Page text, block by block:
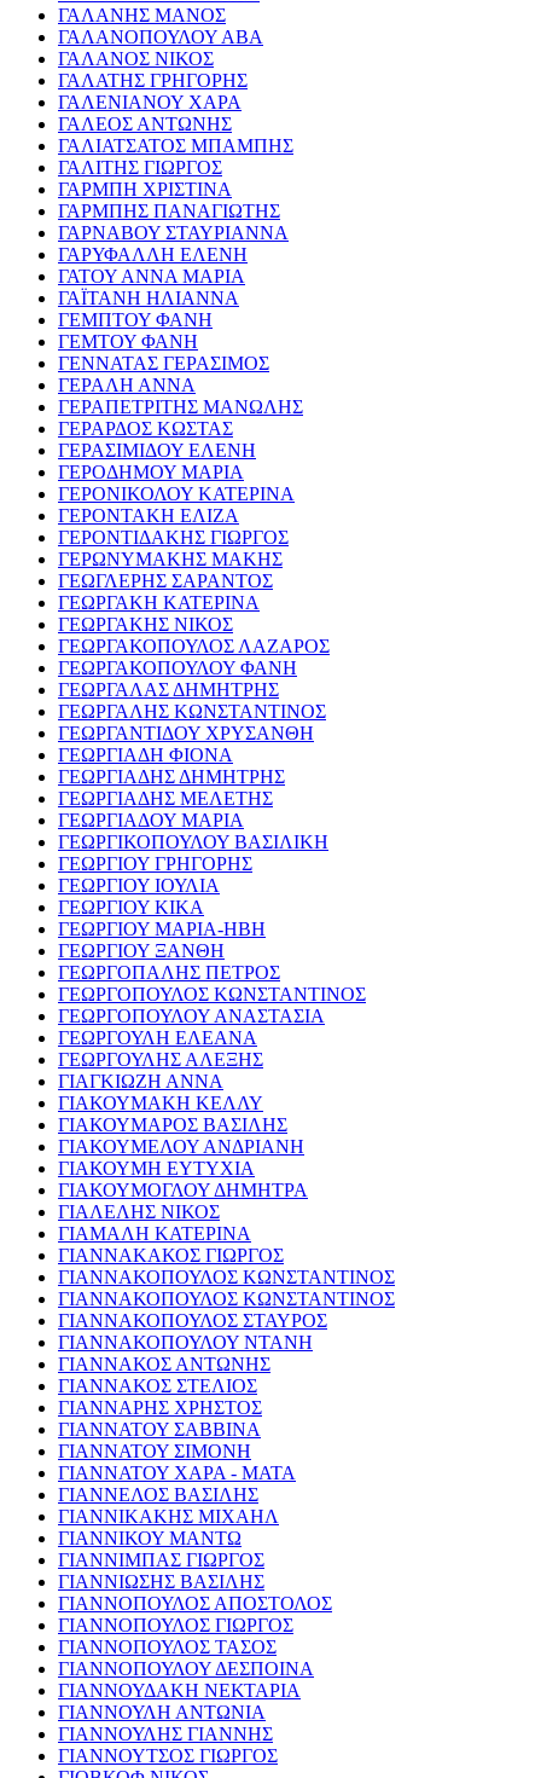
ΓΑΛΑΝΗΣ ΜΑΝΟΣ
ΓΑΛΑΝΟΠΟΥΛΟΥ ΑΒΑ
ΓΑΛΑΝΟΣ ΝΙΚΟΣ
ΓΑΛΑΤΗΣ ΓΡΗΓΟΡΗΣ
ΓΑΛΕΝΙΑΝΟΥ ΧΑΡΑ
ΓΑΛΕΟΣ ΑΝΤΩΝΗΣ
ΓΑΛΙΑΤΣΑΤΟΣ ΜΠΑΜΠΗΣ
ΓΑΛΙΤΗΣ ΓΙΩΡΓΟΣ
ΓΑΡΜΠΗ ΧΡΙΣΤΙΝΑ
ΓΑΡΜΠΗΣ ΠΑΝΑΓΙΩΤΗΣ
ΓΑΡΝΑΒΟΥ ΣΤΑΥΡΙΑΝΝΑ
ΓΑΡΥΦΑΛΛΗ ΕΛΕΝΗ
ΓΑΤΟΥ ΑΝΝΑ ΜΑΡΙΑ
ΓΑΪΤΑΝΗ ΗΛΙΑΝΝΑ
ΓΕΜΠΤΟΥ ΦΑΝΗ
ΓΕΜΤΟΥ ΦΑΝΗ
ΓΕΝΝΑΤΑΣ ΓΕΡΑΣΙΜΟΣ
ΓΕΡΑΛΗ ΑΝΝΑ
ΓΕΡΑΠΕΤΡΙΤΗΣ ΜΑΝΩΛΗΣ
ΓΕΡΑΡΔΟΣ ΚΩΣΤΑΣ
ΓΕΡΑΣΙΜΙΔΟΥ ΕΛΕΝΗ
ΓΕΡΟΔΗΜΟΥ ΜΑΡΙΑ
ΓΕΡΟΝΙΚΟΛΟΥ ΚΑΤΕΡΙΝΑ
ΓΕΡΟΝΤΑΚΗ ΕΛΙΖΑ
ΓΕΡΟΝΤΙΔΑΚΗΣ ΓΙΩΡΓΟΣ
ΓΕΡΩΝΥΜΑΚΗΣ ΜΑΚΗΣ
ΓΕΩΓΛΕΡΗΣ ΣΑΡΑΝΤΟΣ
ΓΕΩΡΓΑΚΗ ΚΑΤΕΡΙΝΑ
ΓΕΩΡΓΑΚΗΣ ΝΙΚΟΣ
ΓΕΩΡΓΑΚΟΠΟΥΛΟΣ ΛΑΖΑΡΟΣ
ΓΕΩΡΓΑΚΟΠΟΥΛΟΥ ΦΑΝΗ
ΓΕΩΡΓΑΛΑΣ ΔΗΜΗΤΡΗΣ
ΓΕΩΡΓΑΛΗΣ ΚΩΝΣΤΑΝΤΙΝΟΣ
ΓΕΩΡΓΑΝΤΙΔΟΥ ΧΡΥΣΑΝΘΗ
ΓΕΩΡΓΙΑΔΗ ΦΙΟΝΑ
ΓΕΩΡΓΙΑΔΗΣ ΔΗΜΗΤΡΗΣ
ΓΕΩΡΓΙΑΔΗΣ ΜΕΛΕΤΗΣ
ΓΕΩΡΓΙΑΔΟΥ ΜΑΡΙΑ
ΓΕΩΡΓΙΚΟΠΟΥΛΟΥ ΒΑΣΙΛΙΚΗ
ΓΕΩΡΓΙΟΥ ΓΡΗΓΟΡΗΣ
ΓΕΩΡΓΙΟΥ ΙΟΥΛΙΑ
ΓΕΩΡΓΙΟΥ ΚΙΚΑ
ΓΕΩΡΓΙΟΥ ΜΑΡΙΑ-ΗΒΗ
ΓΕΩΡΓΙΟΥ ΞΑΝΘΗ
ΓΕΩΡΓΟΠΑΛΗΣ ΠΕΤΡΟΣ
ΓΕΩΡΓΟΠΟΥΛΟΣ ΚΩΝΣΤΑΝΤΙΝΟΣ
ΓΕΩΡΓΟΠΟΥΛΟΥ ΑΝΑΣΤΑΣΙΑ
ΓΕΩΡΓΟΥΛΗ ΕΛΕΑΝΑ
ΓΕΩΡΓΟΥΛΗΣ ΑΛΕΞΗΣ
ΓΙΑΓΚΙΩΖΗ ΑΝΝΑ
ΓΙΑΚΟΥΜΑΚΗ ΚΕΛΛΥ
ΓΙΑΚΟΥΜΑΡΟΣ ΒΑΣΙΛΗΣ
ΓΙΑΚΟΥΜΕΛΟΥ ΑΝΔΡΙΑΝΗ
ΓΙΑΚΟΥΜΗ ΕΥΤΥΧΙΑ
ΓΙΑΚΟΥΜΟΓΛΟΥ ΔΗΜΗΤΡΑ
ΓΙΑΛΕΛΗΣ ΝΙΚΟΣ
ΓΙΑΜΑΛΗ ΚΑΤΕΡΙΝΑ
ΓΙΑΝΝΑΚΑΚΟΣ ΓΙΩΡΓΟΣ
ΓΙΑΝΝΑΚΟΠΟΥΛΟΣ ΚΩΝΣΤΑΝΤΙΝΟΣ
ΓΙΑΝΝΑΚΟΠΟΥΛΟΣ ΚΩΝΣΤΑΝΤΙΝΟΣ
ΓΙΑΝΝΑΚΟΠΟΥΛΟΣ ΣΤΑΥΡΟΣ
ΓΙΑΝΝΑΚΟΠΟΥΛΟΥ ΝΤΑΝΗ
ΓΙΑΝΝΑΚΟΣ ΑΝΤΩΝΗΣ
ΓΙΑΝΝΑΚΟΣ ΣΤΕΛΙΟΣ
ΓΙΑΝΝΑΡΗΣ ΧΡΗΣΤΟΣ
ΓΙΑΝΝΑΤΟΥ ΣΑΒΒΙΝΑ
ΓΙΑΝΝΑΤΟΥ ΣΙΜΟΝΗ
ΓΙΑΝΝΑΤΟΥ ΧΑΡΑ - ΜΑΤΑ
ΓΙΑΝΝΕΛΟΣ ΒΑΣΙΛΗΣ
ΓΙΑΝΝΙΚΑΚΗΣ ΜΙΧΑΗΛ
ΓΙΑΝΝΙΚΟΥ ΜΑΝΤΩ
ΓΙΑΝΝΙΜΠΑΣ ΓΙΩΡΓΟΣ
ΓΙΑΝΝΙΩΣΗΣ ΒΑΣΙΛΗΣ
ΓΙΑΝΝΟΠΟΥΛΟΣ ΑΠΟΣΤΟΛΟΣ
ΓΙΑΝΝΟΠΟΥΛΟΣ ΓΙΩΡΓΟΣ
ΓΙΑΝΝΟΠΟΥΛΟΣ ΤΑΣΟΣ
ΓΙΑΝΝΟΠΟΥΛΟΥ ΔΕΣΠΟΙΝΑ
ΓΙΑΝΝΟΥΔΑΚΗ ΝΕΚΤΑΡΙΑ
ΓΙΑΝΝΟΥΛΗ ΑΝΤΩΝΙΑ
ΓΙΑΝΝΟΥΛΗΣ ΓΙΑΝΝΗΣ
ΓΙΑΝΝΟΥΤΣΟΣ ΓΙΩΡΓΟΣ